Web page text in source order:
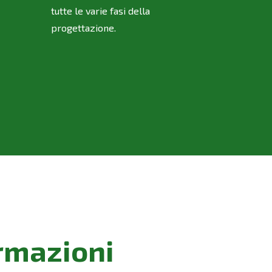
tutte le varie fasi della
progettazione.